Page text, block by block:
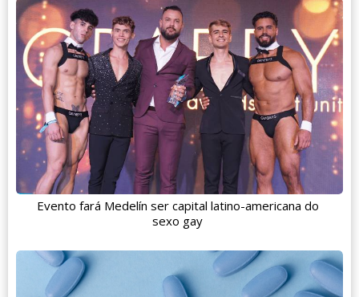
Evento fará Medelín ser capital latino-americana do
sexo gay